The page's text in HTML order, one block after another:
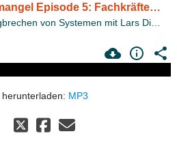
Fachkräftemangel Episode 5: Fachkräftemangel beim Kostenträger - was passiert wenn Systeme brüchig werden?
Über das Wegbrechen von Systemen mit Lars Dierking von Gangway Hamburg
MP3